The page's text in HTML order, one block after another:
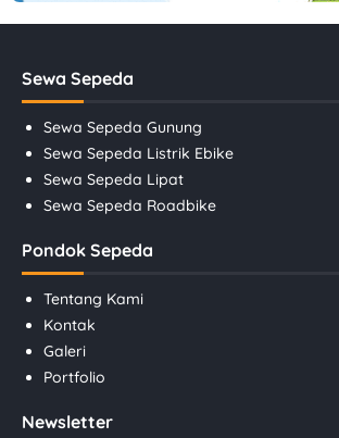
Sewa Sepeda
Sewa Sepeda Gunung
Sewa Sepeda Listrik Ebike
Sewa Sepeda Lipat
Sewa Sepeda Roadbike
Pondok Sepeda
Tentang Kami
Kontak
Galeri
Portfolio
Newsletter